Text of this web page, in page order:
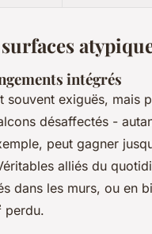
intégrés
exiguës, mais
désaffectés -
peut gagner
alliés du
dans les murs, ou en
perdu.